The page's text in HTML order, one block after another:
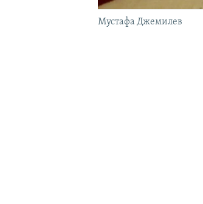
Мустафа Джемилев